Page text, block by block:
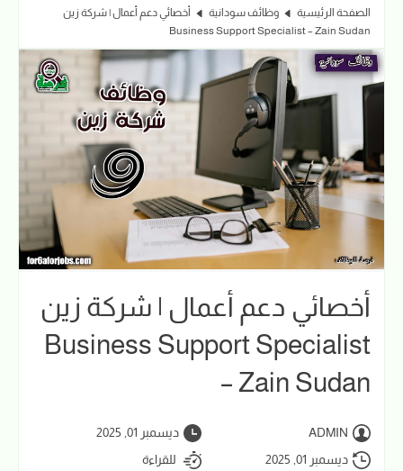
الصفحة الرئيسية وظائف سودانية
أخصائي دعم أعمال | شركة زين
Business Support Specialist – Zain Sudan
أخصائي دعم أعمال | شركة زين
Business Support Specialist
– Zain Sudan
ADMIN
ديسمبر 01, 2025
ديسمبر 01, 2025
للقراءة